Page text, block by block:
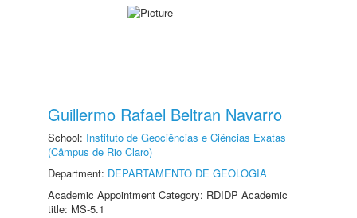
Guillermo Rafael Beltran Navarro
School: Instituto de Geociências e Ciências Exatas
(Câmpus de Rio Claro)
Department: DEPARTAMENTO DE GEOLOGIA
Academic Appointment Category: RDIDP Academic
title: MS-5.1